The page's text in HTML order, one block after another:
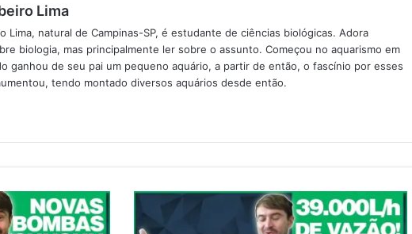
Lima
Lima, natural de Campinas-SP, é estudante de ciências biológicas. Adora
biologia, mas principalmente ler sobre o assunto. Começou no aquarismo em
ganhou de seu pai um pequeno aquário, a partir de então, o fascínio por esses
tendo montado diversos aquários desde então.